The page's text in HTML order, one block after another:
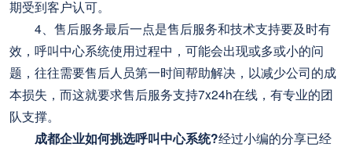
期受到客户认可。
4、售后服务最后一点是售后服务和技术支持要及时有
效，呼叫中心系统使用过程中，可能会出现或多或小的问
题，往往需要售后人员第一时间帮助解决，以减少公司的成
本损失，而这就要求售后服务支持7x24h在线，有专业的团
队支撑。
成都企业如何挑选呼叫中心系统?经过小编的分享已经